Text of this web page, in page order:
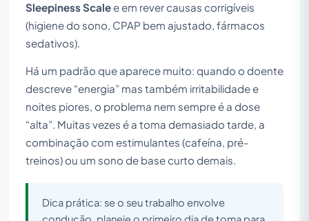
Sleepiness Scalee em rever causas corrigíveis
(higiene do sono, CPAP bem ajustado, fármacos
sedativos).
Há um padrão que aparece muito: quando o doente
descreve “energia” mas também irritabilidade e
noites piores, o problema nem sempre é a dose
“alta”. Muitas vezes é a toma demasiado tarde, a
combinação com estimulantes (cafeína, pré-
treinos) ou um sono de base curto demais.
Dica prática: se o seu trabalho envolve